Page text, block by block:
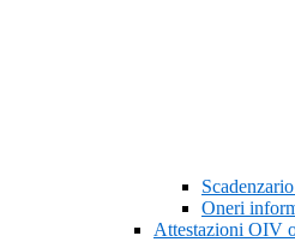
Oneri
Attestazioni OIV